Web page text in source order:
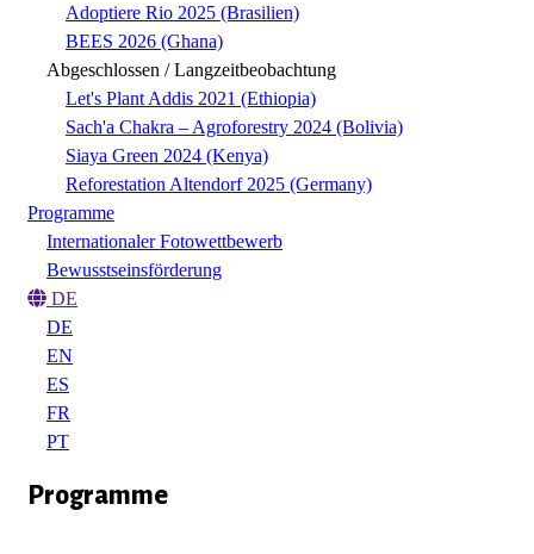
Adoptiere Rio 2025 (Brasilien)
BEES 2026 (Ghana)
Abgeschlossen / Langzeitbeobachtung
Let's Plant Addis 2021 (Ethiopia)
Sach'a Chakra – Agroforestry 2024 (Bolivia)
Siaya Green 2024 (Kenya)
Reforestation Altendorf 2025 (Germany)
Programme
Internationaler Fotowettbewerb
Bewusstseinsförderung
DE
DE
EN
ES
FR
PT
Programme